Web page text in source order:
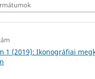
1 (2019): Ikonográfiai